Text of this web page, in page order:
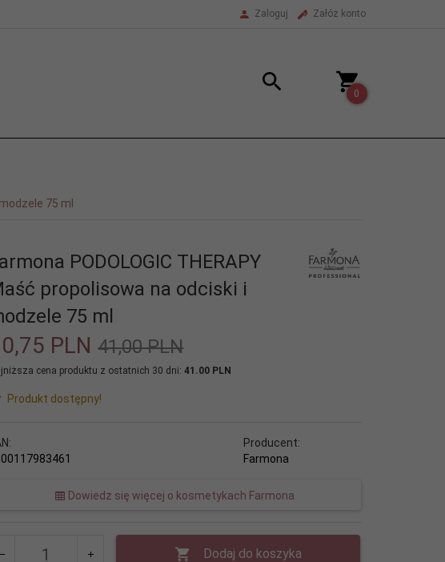
Zaloguj Załóż konto
0
75 ml
PODOLOGIC THERAPY
propolisowa na odciski i
75 ml
75 PLN 41,00 PLN
cena produktu z ostatnich 30 dni:41.00 PLN
Produkt dostępny!
Producent:
Farmona
Dowiedz się więcej o kosmetykach Farmona
Dodaj do koszyka